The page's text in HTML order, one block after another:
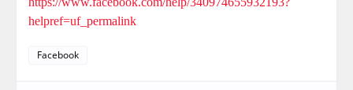
helpref=uf_permalink
Facebook